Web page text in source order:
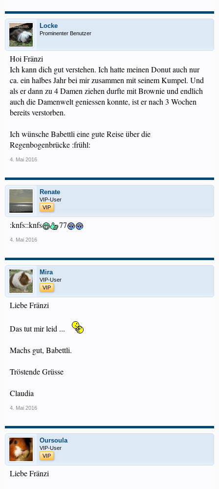
Locke
Prominenter Benutzer
Hoi Fränzi
Ich kann dich gut verstehen. Ich hatte meinen Donut auch nur
ca. ein halbes Jahr bei mir zusammen mit seinem Kumpel. Und
als er dann zu 4 Damen ziehen durfte mit Brownie und endlich
auch die Damenwelt geniessen konnte, ist er nach 3 Wochen
bereits verstorben.
Ich wünsche Babettli eine gute Reise über die
Regenbogenbrücke :frühl:
4. Mai 2016
Renate
VIP-User
VIP
:knfs::knfs 77
4. Mai 2016
Mira
VIP-User
VIP
Liebe Fränzi
Das tut mir leid ...
Machs gut, Babettli.
Tröstende Grüsse
Claudia
4. Mai 2016
Oursoula
VIP-User
VIP
Liebe Fränzi